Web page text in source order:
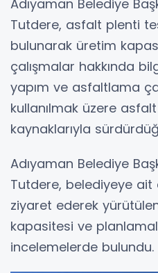
Adıyaman Belediye
Tutdere, asfalt plenti
bulunarak üretim
çalışmalar hakkında
yapım ve asfaltlama
kullanılmak üzere
kaynaklarıyla
Adıyaman Belediye
Tutdere, belediyeye
ziyaret ederek
kapasitesi ve
incelemelerde bulundu.